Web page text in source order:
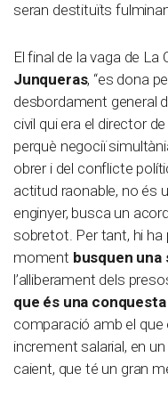
seran destituïts
El final de la vaga de La
Junqueras, “es dona
desbordament general
civil qui era el director
perquè negociï
obrer i del conflicte
actitud raonable, no és
enginyer, busca un
sobretot. Per tant, hi ha
moment busquen una
l’alliberament dels
que és una
comparació amb el que
increment salarial, en
caient, que té un gran